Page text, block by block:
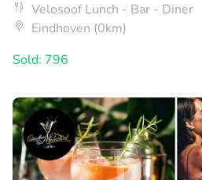
Velosoof Lunch - Bar - Diner
Eindhoven (0km)
Sold: 796